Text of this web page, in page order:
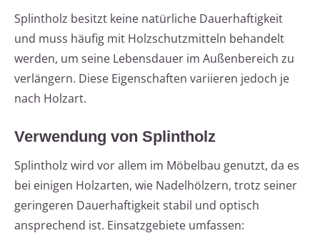
Splintholz besitzt keine natürliche Dauerhaftigkeit
und muss häufig mit Holzschutzmitteln behandelt
werden, um seine Lebensdauer im Außenbereich zu
verlängern. Diese Eigenschaften variieren jedoch je
nach Holzart.
Verwendung von Splintholz
Splintholz wird vor allem im Möbelbau genutzt, da es
bei einigen Holzarten, wie Nadelhölzern, trotz seiner
geringeren Dauerhaftigkeit stabil und optisch
ansprechend ist. Einsatzgebiete umfassen: